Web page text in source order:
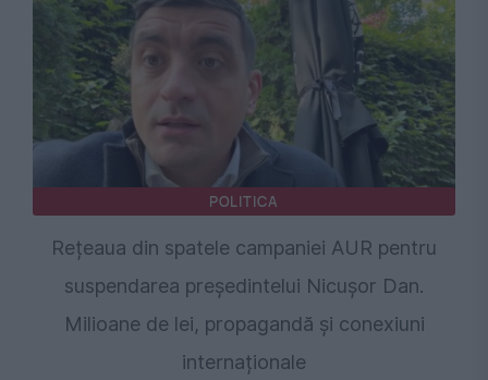
POLITICA
Rețeaua din spatele campaniei AUR pentru
suspendarea președintelui Nicușor Dan.
Milioane de lei, propagandă și conexiuni
internaționale